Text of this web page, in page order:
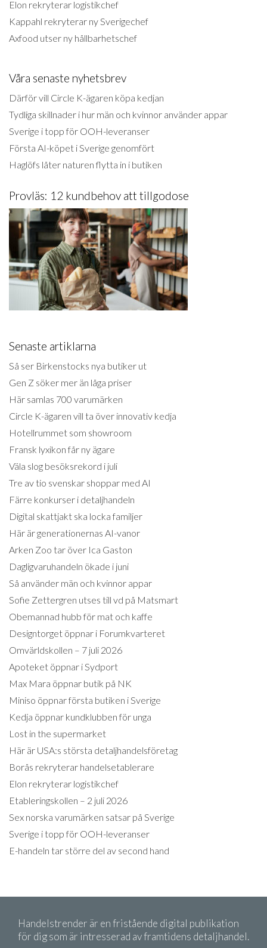
Elon rekryterar logistikchef
Kappahl rekryterar ny Sverigechef
Axfood utser ny hållbarhetschef
Våra senaste nyhetsbrev
Därför vill Circle K-ägaren köpa kedjan
Tydliga skillnader i hur män och kvinnor använder appar
Sverige i topp för OOH-leveranser
Första AI-köpet i Sverige genomfört
Haglöfs låter naturen flytta in i butiken
Provläs: 12 kundbehov att tillgodose
Senaste artiklarna
Så ser Birkenstocks nya butiker ut
Gen Z söker mer än låga priser
Här samlas 700 varumärken
Circle K-ägaren vill ta över innovativ kedja
Hotellrummet som showroom
Fransk lyxikon får ny ägare
Väla slog besöksrekord i juli
Tre av tio svenskar shoppar med AI
Färre konkurser i detaljhandeln
Digital skattjakt ska locka familjer
Här är generationernas AI-vanor
Arken Zoo tar över Ica Gaston
Dagligvaruhandeln ökade i juni
Så använder män och kvinnor appar
Sofie Zettergren utses till vd på Matsmart
Obemannad hubb för mat och kaffe
Designtorget öppnar i Forumkvarteret
Omvärldskollen – 7 juli 2026
Apoteket öppnar i Sydport
Max Mara öppnar butik på NK
Miniso öppnar första butiken i Sverige
Kedja öppnar kundklubben för unga
Lost in the supermarket
Här är USA:s största detaljhandelsföretag
Borås rekryterar handelsetablerare
Elon rekryterar logistikchef
Etableringskollen – 2 juli 2026
Sex norska varumärken satsar på Sverige
Sverige i topp för OOH-leveranser
E-handeln tar större del av second hand
Handelstrender är en fristående digital publikation
för dig som är intresserad av framtidens detaljhandel.